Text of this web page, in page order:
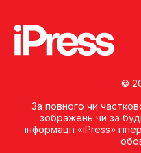
©
За повного чи
зображень чи за
інформації «iPress»